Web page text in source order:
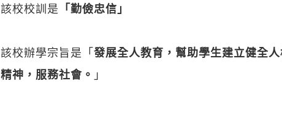
該校校訓是 「勤儉忠信」
該校辦學宗旨是「發展全人教育，幫助學生建立健全
精神，服務社會。 」